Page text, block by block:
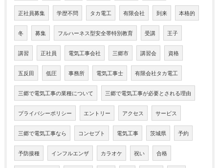
正社員募集 学歴不問 タカ電工 有限会社 到来 本格的
冬 募集 フルハーネス型安全帯特別教育 受講 王子
講習 正社員 電気工事会社 三郷市 講習会 資格
五反田 低圧 事務所 電気工事士 有限会社タカ電工
三郷で電気工事の業種について 三郷で電気工事が必要とされる理由
プライバシーポリシー エントリー アクセス サービス
三郷で電気工事なら コンセプト 電気工事 茨城県 予約
予防接種 インフルエンザ カラオケ 祝い 合格